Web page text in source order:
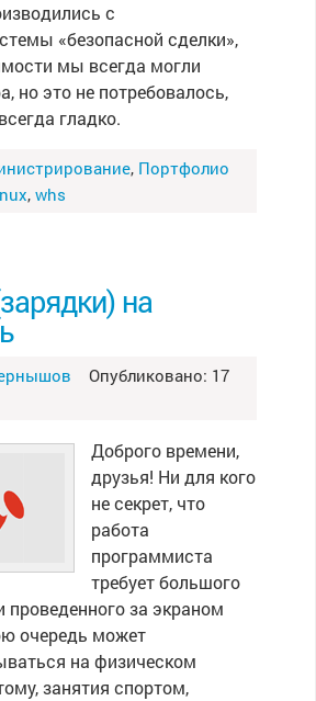
с
«безопасной сделки»,
мы всегда могли
но это не потребовалось,
гладко.
, Портфолио
, whs
на
Опубликовано: 17
Доброго времени,
друзья! Ни для кого
не секрет, что
работа
программиста
требует большого
проведенного за экраном
очередь может
на физическом
занятия спортом,